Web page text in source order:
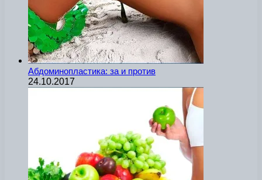
Абдоминопластика: за и против
24.10.2017